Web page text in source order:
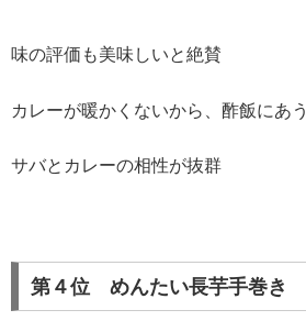
味の評価も美味しいと絶賛
カレーが暖かくないから、酢飯にあう
サバとカレーの相性が抜群
第４位 めんたい長芋手巻き